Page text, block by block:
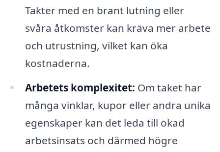
Takter med en brant lutning eller
svåra åtkomster kan kräva mer arbete
och utrustning, vilket kan öka
kostnaderna.
Arbetets komplexitet: Om taket har
många vinklar, kupor eller andra unika
egenskaper kan det leda till ökad
arbetsinsats och därmed högre